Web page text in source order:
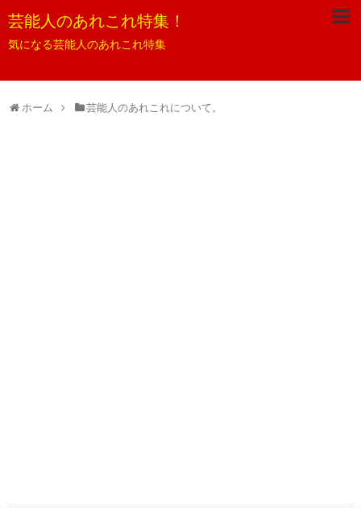
芸能人のあれこれ特集！
気になる芸能人のあれこれ特集
ホーム 芸能人のあれこれについて。